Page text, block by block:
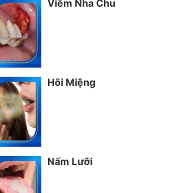
Viêm Nha Chu
Hôi Miệng
Nấm Lưỡi